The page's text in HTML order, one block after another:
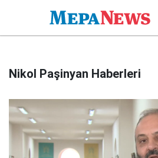
Nikol Paşinyan Haberleri